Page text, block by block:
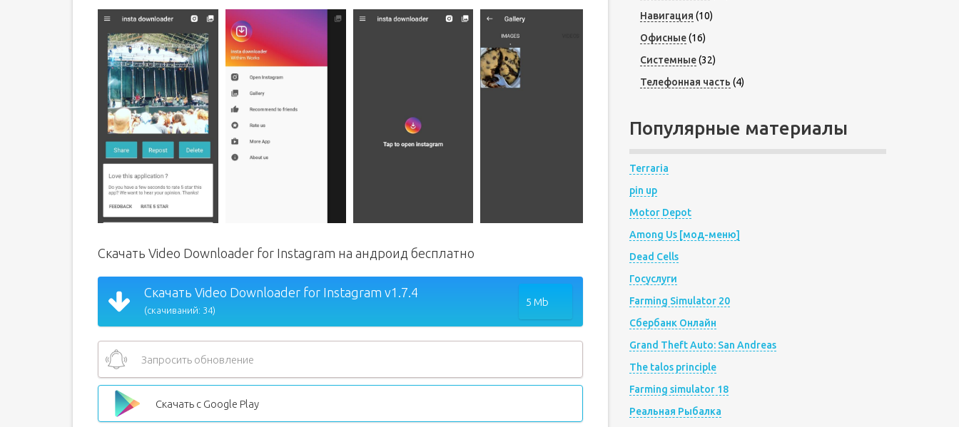
Скачать Video Downloader for Instagram на андроид бесплатно
Скачать Video Downloader for Instagram v1.7.4
(скачиваний: 34)
5 Mb
Запросить обновление
Скачать с Google Play
Навигация (10)
Офисные(16)
Системные(32)
Телефонная часть (4)
Популярные материалы
Terraria
pin up
Motor Depot
Among Us [мод-меню]
Dead Cells
Госуслуги
Farming Simulator 20
Сбербанк Онлайн
Grand Theft Auto: San Andreas
The talos principle
Farming simulator 18
Реальная Рыбалка